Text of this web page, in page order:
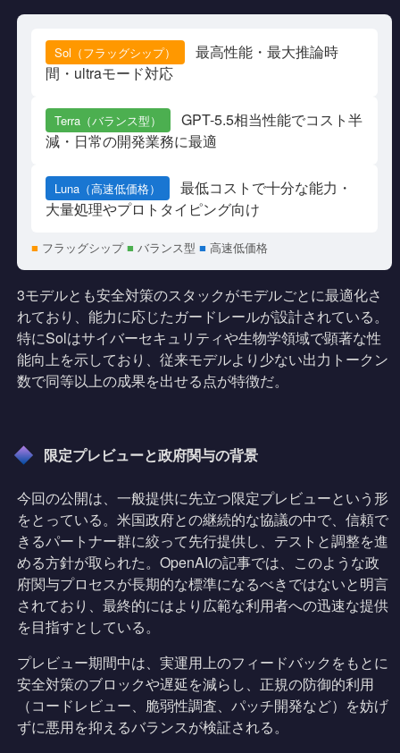
Sol（フラッグシップ）
最高性能・最大推論時
間・ultraモード対応
Terra（バランス型）
GPT-5.5相当性能でコスト半
減・日常の開発業務に最適
Luna（高速低価格）
最低コストで十分な能力・
大量処理やプロトタイピング向け
■ フラッグシップ ■ バランス型 ■ 高速低価格
3モデルとも安全対策のスタックがモデルごとに最適化さ
れており、能力に応じたガードレールが設計されている。
特にSolはサイバーセキュリティや生物学領域で顕著な性
能向上を示しており、従来モデルより少ない出力トークン
数で同等以上の成果を出せる点が特徴だ。
限定プレビューと政府関与の背景
今回の公開は、一般提供に先立つ限定プレビューという形
をとっている。米国政府との継続的な協議の中で、信頼で
きるパートナー群に絞って先行提供し、テストと調整を進
める方針が取られた。OpenAIの記事では、このような政
府関与プロセスが長期的な標準になるべきではないと明言
されており、最終的にはより広範な利用者への迅速な提供
を目指すとしている。
プレビュー期間中は、実運用上のフィードバックをもとに
安全対策のブロックや遅延を減らし、正規の防御的利用
（コードレビュー、脆弱性調査、パッチ開発など）を妨げ
ずに悪用を抑えるバランスが検証される。